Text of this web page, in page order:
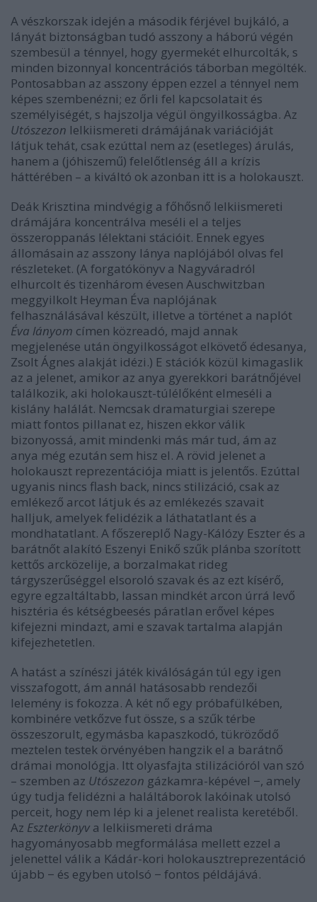
A vészkorszak idején a második férjével bujkáló, a
lányát biztonságban tudó asszony a háború végén
szembesül a ténnyel, hogy gyermekét elhurcolták, s
minden bizonnyal koncentrációs táborban megölték.
Pontosabban az asszony éppen ezzel a ténnyel nem
képes szembenézni; ez őrli fel kapcsolatait és
személyiségét, s hajszolja végül öngyilkosságba. Az
Utószezon lelkiismereti drámájának variációját
látjuk tehát, csak ezúttal nem az (esetleges) árulás,
hanem a (jóhiszemű) felelőtlenség áll a krízis
háttérében – a kiváltó ok azonban itt is a holokauszt.
Deák Krisztina mindvégig a főhősnő lelkiismereti
drámájára koncentrálva meséli el a teljes
összeroppanás lélektani stációit. Ennek egyes
állomásain az asszony lánya naplójából olvas fel
részleteket. (A forgatókönyv a Nagyváradról
elhurcolt és tizenhárom évesen Auschwitzban
meggyilkolt Heyman Éva naplójának
felhasználásával készült, illetve a történet a naplót
Éva lányom címen közreadó, majd annak
megjelenése után öngyilkosságot elkövető édesanya,
Zsolt Ágnes alakját idézi.) E stációk közül kimagaslik
az a jelenet, amikor az anya gyerekkori barátnőjével
találkozik, aki holokauszt-túlélőként elmeséli a
kislány halálát. Nemcsak dramaturgiai szerepe
miatt fontos pillanat ez, hiszen ekkor válik
bizonyossá, amit mindenki más már tud, ám az
anya még ezután sem hisz el. A rövid jelenet a
holokauszt reprezentációja miatt is jelentős. Ezúttal
ugyanis nincs flash back, nincs stilizáció, csak az
emlékező arcot látjuk és az emlékezés szavait
halljuk, amelyek felidézik a láthatatlant és a
mondhatatlant. A főszereplő Nagy-Kálózy Eszter és a
barátnőt alakító Eszenyi Enikő szűk plánba szorított
kettős arcközelije, a borzalmakat rideg
tárgyszerűséggel elsoroló szavak és az ezt kísérő,
egyre egzaltáltabb, lassan mindkét arcon úrrá levő
hisztéria és kétségbeesés páratlan erővel képes
kifejezni mindazt, ami e szavak tartalma alapján
kifejezhetetlen.
A hatást a színészi játék kiválóságán túl egy igen
visszafogott, ám annál hatásosabb rendezői
lelemény is fokozza. A két nő egy próbafülkében,
kombinére vetkőzve fut össze, s a szűk térbe
összeszorult, egymásba kapaszkodó, tükröződő
meztelen testek örvényében hangzik el a barátnő
drámai monológja. Itt olyasfajta stilizációról van szó
– szemben az Utószezon gázkamra-képével −, amely
úgy tudja felidézni a haláltáborok lakóinak utolsó
perceit, hogy nem lép ki a jelenet realista keretéből.
Az Eszterkönyv a lelkiismereti dráma
hagyományosabb megformálása mellett ezzel a
jelenettel válik a Kádár-kori holokausztreprezentáció
újabb − és egyben utolsó − fontos példájává.